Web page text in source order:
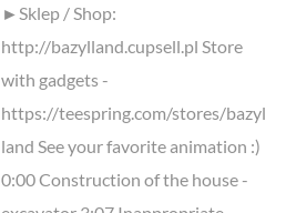
►Sklep / Shop:
http://bazylland.cupsell.pl Store
with gadgets -
https://teespring.com/stores/bazyl
land See your favorite animation :)
0:00 Construction of the house -